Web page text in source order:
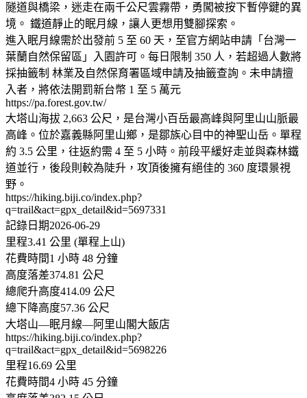
隧道與橋梁，迷走在兩千公尺雲霧帶，勇闖被按下暫停鍵的異
境。 鐵道靜止的眠月線，讓人更想用雙腳探索。
進入眠月線需於出發前 5 至 60 天，至官方網站申請「台灣一
葉蘭自然保留區」入園許可。每日限制 350 人，若超過人數將
採抽籤制 林業及自然保育署區域申請及抽籤查詢。未申請擅
入者，將依法開罰新台幣 1 至 5 萬元
https://pa.forest.gov.tw/
大塔山海拔 2,663 公尺，是台灣小百岳最高峰與阿里山山脈最
高峰。位於嘉義縣阿里山鄉，是鄒族心目中的神聖山岳。單程
約 3.5 公里，往返約需 4 至 5 小時。前段平緩好走並與森林鐵
道並行，後段則較為陡升，攻頂後擁有絕佳的 360 度環景視
野。
https://hiking.biji.co/index.php?
q=trail&act=gpx_detail&id=5697331
記錄日期2026-06-29
里程3.41 公里 (單程上山)
花費時間1 小時 48 分鐘
高度落差374.81 公尺
總爬升高度414.09 公尺
總下降高度57.36 公尺
大塔山—眠月線—阿里山閣大飯店
https://hiking.biji.co/index.php?
q=trail&act=gpx_detail&id=5698226
里程16.69 公里
花費時間4 小時 45 分鐘